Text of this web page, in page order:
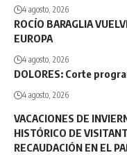
4 agosto, 2026
ROCÍO BARAGLIA
EUROPA
4 agosto, 2026
DOLORES: Corte
4 agosto, 2026
VACACIONES DE
HISTÓRICO DE
RECAUDACIÓN EN EL